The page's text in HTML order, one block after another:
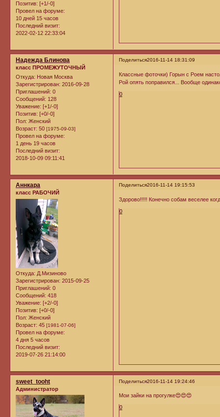
Позитив: [+1/-0]
Провел на форуме:
10 дней 15 часов
Последний визит:
2022-02-12 22:33:04
Поделиться2016-11-14 18:31:09
Надежда Блинова
класс ПРОМЕЖУТОЧНЫЙ
Откуда: Новая Москва
Зарегистрирован: 2016-09-28
Приглашений: 0
Сообщений: 128
Уважение: [+1/-0]
Позитив: [+0/-0]
Пол: Женский
Возраст: 50 [1975-09-03]
Провел на форуме:
1 день 19 часов
Последний визит:
2018-10-09 09:11:41
Классные фоточки) Горын с Роем
Рой опять поправился... Вообще
0
Поделиться2016-11-14 19:15:53
Аннкара
класс РАБОЧИЙ
Откуда: Д.Мизиново
Зарегистрирован: 2015-09-25
Приглашений: 0
Сообщений: 418
Уважение: [+2/-0]
Позитив: [+0/-0]
Пол: Женский
Возраст: 45 [1981-07-06]
Провел на форуме:
4 дня 5 часов
Последний визит:
2019-07-26 21:14:00
Здорово!!!!! Конечно собам веселее
0
Поделиться2016-11-14 19:24:46
sweet_tooht
Администратор
Мои зайки на прогулке😍😍😍
0